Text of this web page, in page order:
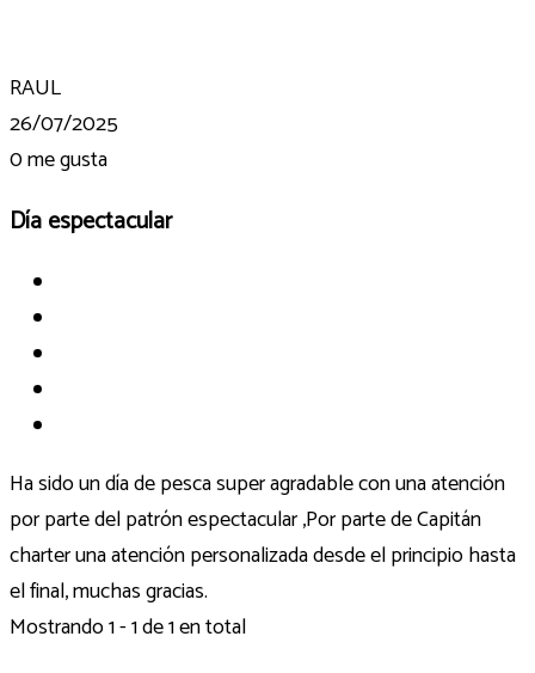
RAUL
26/07/2025
0me gusta
Día espectacular
Ha sido un día de pesca super agradable con una atención
por parte del patrón espectacular ,Por parte de Capitán
charter una atención personalizada desde el principio hasta
el final, muchas gracias.
Mostrando 1 - 1 de 1 en total